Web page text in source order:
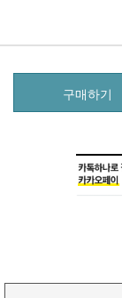
구매하기